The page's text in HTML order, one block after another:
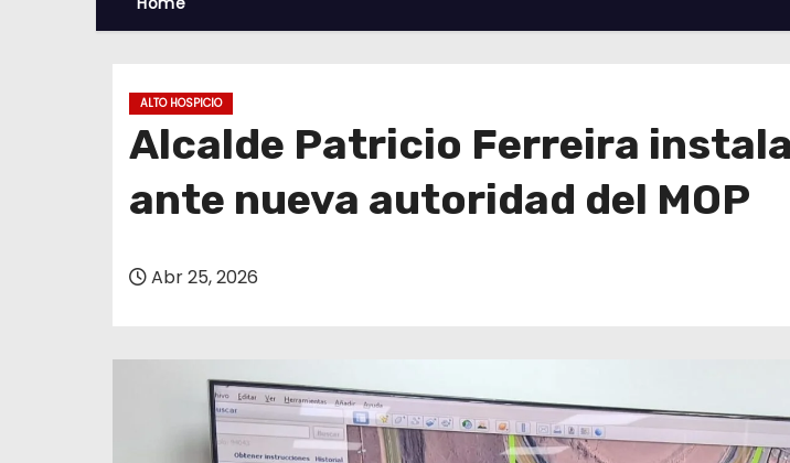
ALTO HOSPICIO
Alcalde Patricio Ferreira
ante nueva autoridad del MOP
Abr 25, 2026